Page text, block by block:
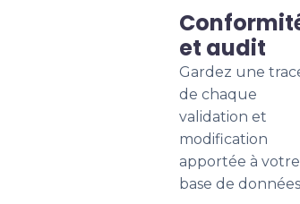
et audit
Gardez une
de chaque
validation et
modification
apportée à votre
base de